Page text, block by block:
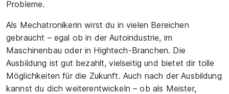
Probleme.
Als Mechatronikerin wirst du in vielen Bereichen
gebraucht – egal ob in der Autoindustrie, im
Maschinenbau oder in Hightech-Branchen. Die
Ausbildung ist gut bezahlt, vielseitig und bietet dir tolle
Möglichkeiten für die Zukunft. Auch nach der Ausbildung
kannst du dich weiterentwickeln – ob als Meister,